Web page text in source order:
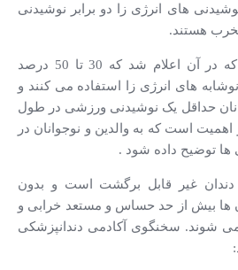
های انرژی زا دو برابر نوشیدنی
هستند.
با توجه به آمار گزارشی که در آن اعلام شد که 30 تا 50 درصد
نوشابه های انرژی زا استفاده می کنند و
درصد نوجوانان حداقل یک نوشیدنی ورزشی در طول
است که به والدین و نوجوانان در
ها توضیح داده شود .
دندان غیر قابل برگشت است و بدون
ها بیش از حد حساس و مستعد خرابی و
می شوند. سخنگوی آکادمی دندانپزشکی